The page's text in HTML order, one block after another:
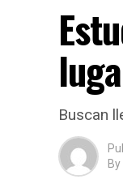
Buscan
By